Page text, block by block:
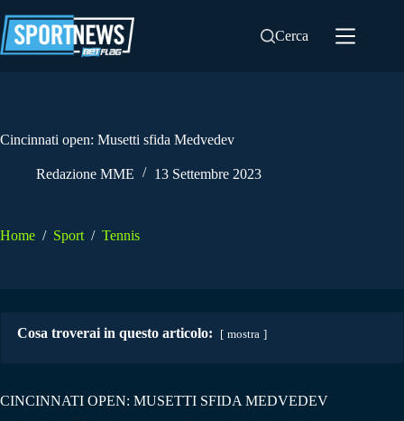
al
contenuto
Cerca
Cincinnati open: Musetti sfida Medvedev
Redazione MME 13 Settembre 2023
Home / Sport / Tennis
Cosa troverai in questo articolo: mostra
CINCINNATI OPEN: MUSETTI SFIDA MEDVEDEV